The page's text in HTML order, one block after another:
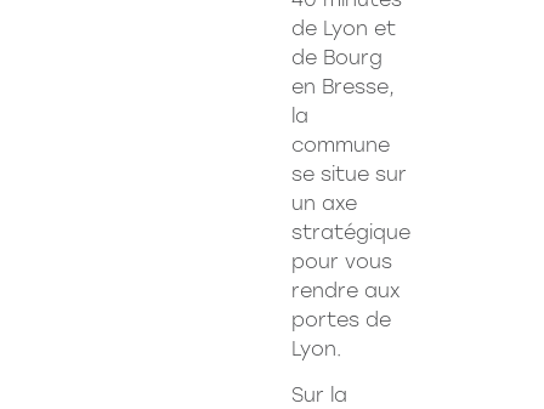
de Lyon et
de Bourg
en Bresse,
la
commune
se situe sur
un axe
stratégique
pour vous
rendre aux
portes de
Lyon.
Sur la